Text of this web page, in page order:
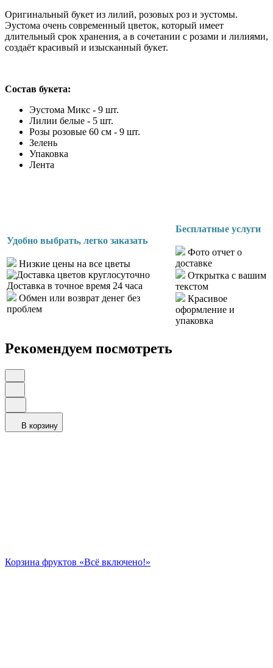
Оригинальный букет из лилий, розовых роз и эустомы.
Эустома очень современный цветок, который имеет
длительный срок хранения, а в сочетании с розами и лилиями,
создаёт красивый и изысканный букет.
Состав букета:
Эустома Микс - 9 шт.
Лилии белые - 5 шт.
Розы розовые 60 см - 9 шт.
Зелень
Упаковка
Лента
Удобно выбрать, легко заказать
Низкие цены на все цветы
Доставка в точное время 24 часа
Обмен или возврат денег без
проблем
Бесплатные услуги
Фото отчет о
доставке
Открытка с вашим
текстом
Красивое
оформление и
упаковка
Рекомендуем посмотреть
В корзину
Корзина фруктов «Всё включено!»